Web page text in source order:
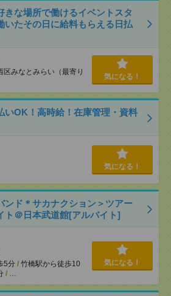
きな場所で働けるイベントスタ
たその日に給料もらえる日払
区みなとみらい（最寄り
気になる！
いOK！高時給！在庫管理・資料
気になる！
ンド＊サカナクション＞ツアー
ト＠日本武道館[アルバイト]
5分 / 竹橋駅から徒歩10
/ …
気になる！